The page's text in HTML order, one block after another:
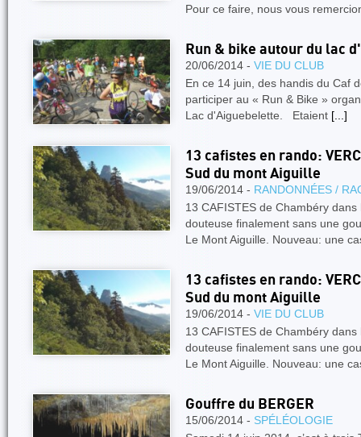
Pour ce faire, nous vous
Run & bike autour du lac
20/06/2014 - VIE DU CLUB
En ce 14 juin, des handis du Caf
participer au « Run & Bike »
Lac d'Aiguebelette. Etaient [...]
13 cafistes en rando:
Sud du mont Aiguille
19/06/2014 - RANDONNÉES /
13 CAFISTES de Chambéry
douteuse finalement sans une
Le Mont Aiguille. Nouveau: une
13 cafistes en rando:
Sud du mont Aiguille
19/06/2014 - VIE DU CLUB
13 CAFISTES de Chambéry
douteuse finalement sans une
Le Mont Aiguille. Nouveau: une
Gouffre du BERGER
15/06/2014 - SPÉLÉOLOGIE